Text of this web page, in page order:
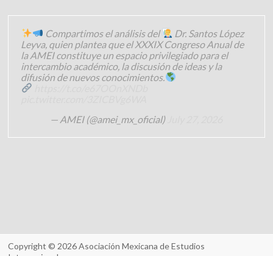
Compartimos el análisis del
Dr. Santos López
Leyva, quien plantea que el XXXIX Congreso Anual de
la AMEI constituye un espacio privilegiado para el
intercambio académico, la discusión de ideas y la
difusión de nuevos conocimientos.
— AMEI (@amei_mx_oficial)
Copyright © 2026Asociación Mexicana de Estudios